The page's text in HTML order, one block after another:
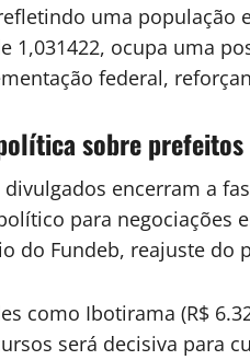
uma população
1,031422, ocupa uma
federal,
sobre
divulgados encerram a
para negociações
do Fundeb, reajuste do
como Ibotirama (R$
será decisiva para